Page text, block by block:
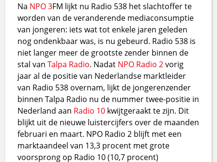
Na NPO 3FM lijkt nu Radio 538 het slachtoffer te
worden van de veranderende mediaconsumptie
van jongeren: iets wat tot enkele jaren geleden
nog ondenkbaar was, is nu gebeurd. Radio 538 is
niet langer meer de grootste zender binnen de
stal vanTalpa Radio. Nadat NPO Radio 2vorig
jaar al de positie van Nederlandse marktleider
van Radio 538 overnam, lijkt de jongerenzender
binnen Talpa Radio nu de nummer twee-positie in
Nederland aan Radio 10 kwijtgeraakt te zijn. Dit
blijkt uit de nieuwe luistercijfers over de maanden
februari en maart. NPO Radio 2 blijft met een
marktaandeel van 13,3 procent met grote
voorsprong op Radio 10 (10,7 procent)